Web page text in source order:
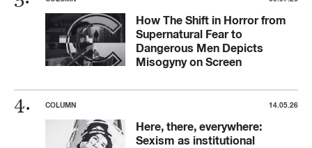
How The Shift in Horror from
Supernatural Fear to
Dangerous Men Depicts
Misogyny on Screen
COLUMN 14.05.26
Here, there, everywhere:
Sexism as institutional